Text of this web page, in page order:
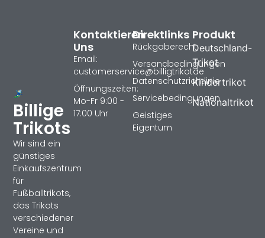
Billige
Trikots
Wir sind ein
günstiges
Einkaufszentrum
für
Fußballtrikots,
das Trikots
verschiedener
Vereine und
Produkt
Deutschland-
Trikot
Kindertrikot
Nationaltrikot
Direktlinks
Rückgaberecht
Versandbedingungen
Datenschutzrichtlinie
Servicebedingungen
Geistiges
Eigentum
Kontaktieren
Uns
Email:
customerservice@billigtrikotde
Öffnungszeiten:
Mo-Fr 9:00 -
17:00 Uhr